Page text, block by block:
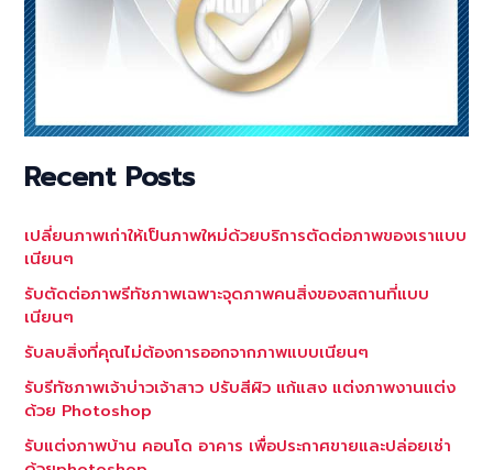
Recent Posts
เปลี่ยนภาพเก่าให้เป็นภาพใหม่ด้วยบริการตัดต่อภาพของเราแบบ
เนียนๆ
รับตัดต่อภาพรีทัชภาพเฉพาะจุดภาพคนสิ่งของสถานที่แบบ
เนียนๆ
รับลบสิ่งที่คุณไม่ต้องการออกจากภาพแบบเนียนๆ
รับรีทัชภาพเจ้าบ่าวเจ้าสาว ปรับสีผิว แก้แสง แต่งภาพงานแต่ง
ด้วย Photoshop
รับแต่งภาพบ้าน คอนโด อาคาร เพื่อประกาศขายและปล่อยเช่า